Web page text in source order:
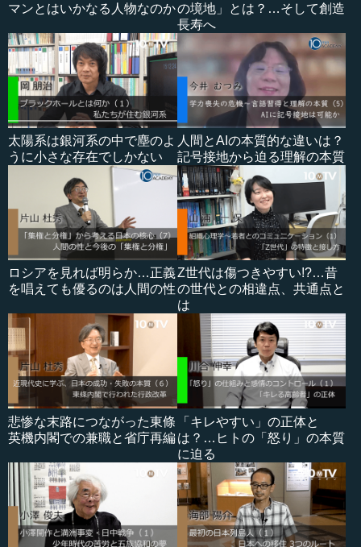
マンとはいかなる人物なのかの境地」とは？…そして創造
長寿へ
太陽系は銀河系の中で塵のよ
うに小さな存在でしかない
人間とAIの本質的な違いは？
記号接地から迫る理解の本質
ロシアを見れば明らか…正義
を唱えても優るのは人間の性
Z世代は傷つきやすい!?…昔
の世代との相違点、共通点と
は
悲惨な末路につながった東條
英機内閣での兼職と省庁再編
「キレやすい」の正体と
は？…ヒトの「怒り」の本質
に迫る